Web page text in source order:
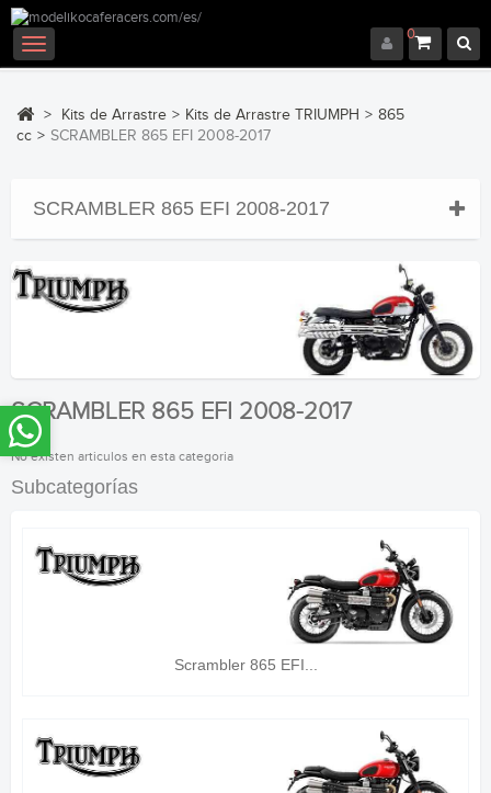
0
Navegación
Toggle
> Kits de Arrastre > Kits de Arrastre TRIUMPH > 865
cc > SCRAMBLER 865 EFI 2008-2017
SCRAMBLER 865 EFI 2008-2017
SCRAMBLER 865 EFI 2008-2017
No existen articulos en esta categoria
Subcategorías
Scrambler 865 EFI...